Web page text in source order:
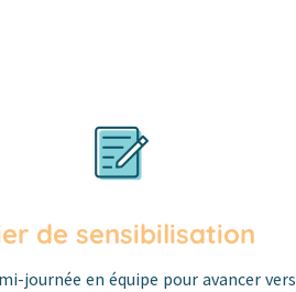
de sensibilisation
journée en équipe pour avancer vers